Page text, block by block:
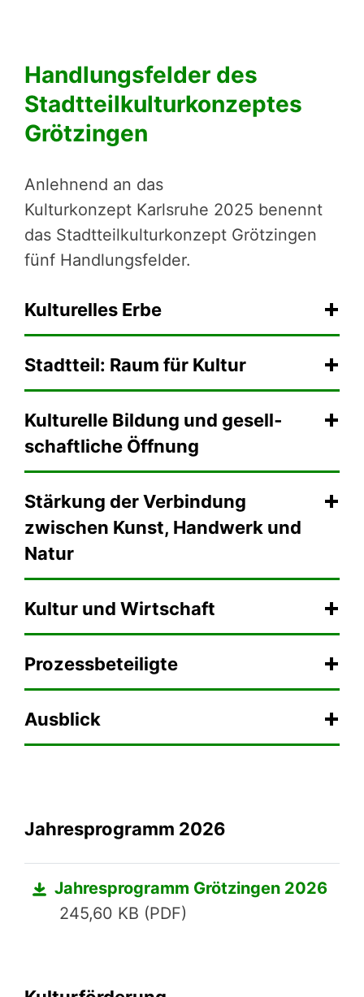
Handlungs­fel­der des
Stadtteilkulturkonzeptes
Grötzingen
Anlehnend an das
Kultur­kon­zept Karlsruhe 2025 benennt
das Stadt­teil­kul­tur­kon­zept Grötzingen
fünf Handlungs­fel­der.
Kultu­rel­les Erbe
Stadtteil: Raum für Kultur
Kulturelle Bildung und gesell­
schaft­li­che ­Öff­nung
Stärkung der Verbindung
zwischen Kunst, Handwerk und
Natur
Kultur und Wirtschaft
Prozessbeteiligte
Ausblick
Jahresprogramm 2026
Jahresprogramm Grötzingen 2026
245,60 KB (PDF)